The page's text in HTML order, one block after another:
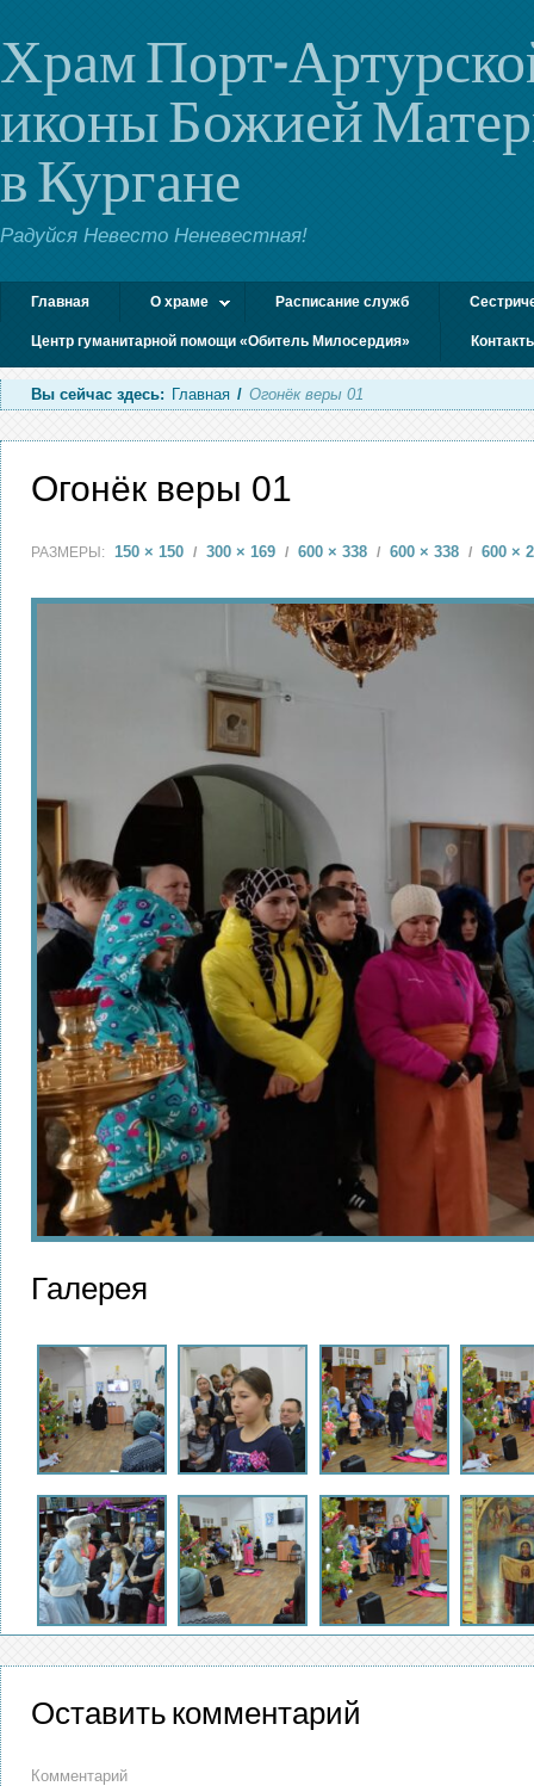
Храм Порт-
иконы Божией
в Кургане
Радуйся Невесто Неневестная!
Главная О храме Расписание служб
Центр гуманитарной помощи «Обитель Милосердия»
Вы сейчас здесь: Главная / Огонёк веры 01
Огонёк веры 01
РАЗМЕРЫ: 150 × 150 / 300 × 169 / 600 × 338 / 600 × 338 / 600 ×
Галерея
Оставить комментарий
Комментарий